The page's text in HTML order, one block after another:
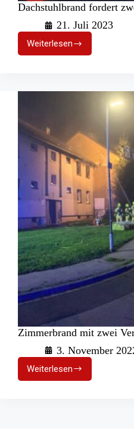
Dachstuhlbrand fordert
21. Juli 2023
WeiterlesenDachstuhlbrand
fordert
Zimmerbrand mit zwei
3. November
WeiterlesenZimmerbrand
mit